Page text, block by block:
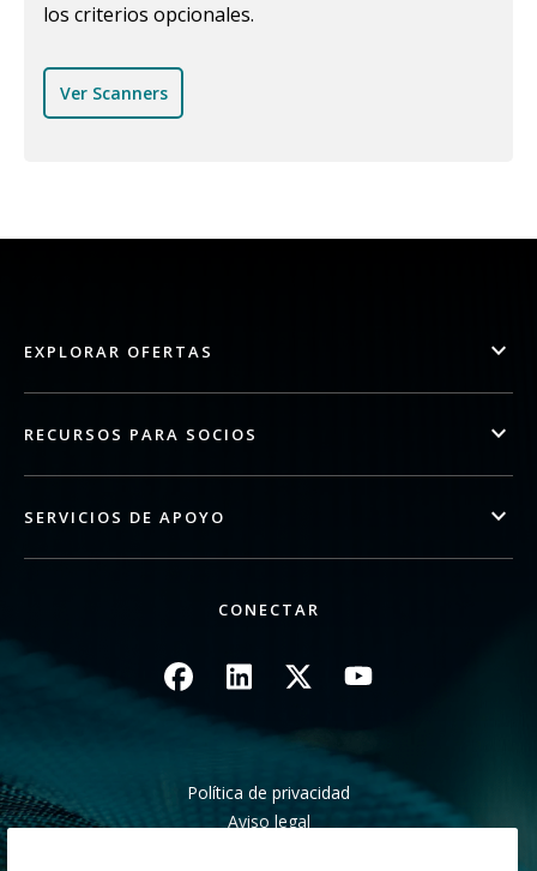
los criterios opcionales.
Ver Scanners
EXPLORAR OFERTAS
RECURSOS PARA SOCIOS
SERVICIOS DE APOYO
CONECTAR
ImagenImagenImagenImagen
Política de privacidad
Aviso legal